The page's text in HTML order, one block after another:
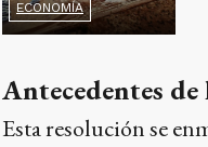
ECONOMÍA
Antecedentes de
Esta resolución se